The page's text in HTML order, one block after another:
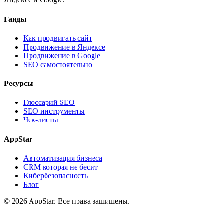
Гайды
Как продвигать сайт
Продвижение в Яндексе
Продвижение в Google
SEO самостоятельно
Ресурсы
Глоссарий SEO
SEO инструменты
Чек-листы
AppStar
Автоматизация бизнеса
CRM которая не бесит
Кибербезопасность
Блог
© 2026 AppStar. Все права защищены.